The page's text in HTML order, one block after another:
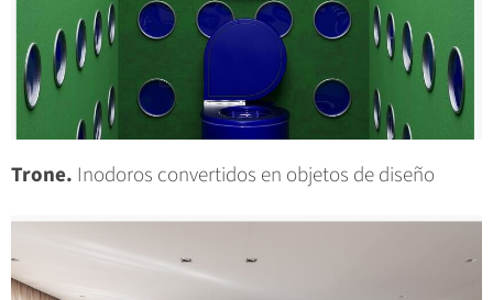
Trone. Inodoros convertidos en objetos de diseño